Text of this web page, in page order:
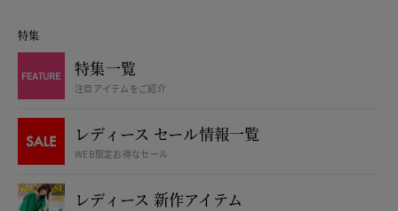
特集
特集一覧
注目アイテムをご紹介
レディース セール情報一覧
WEB限定お得なセール
レディース 新作アイテム